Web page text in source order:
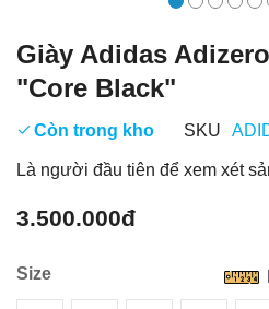
Giày Adidas
"Core Black"
Còn trong kho SKU
Là người đầu tiên để xem xét
3.500.000đ
Size